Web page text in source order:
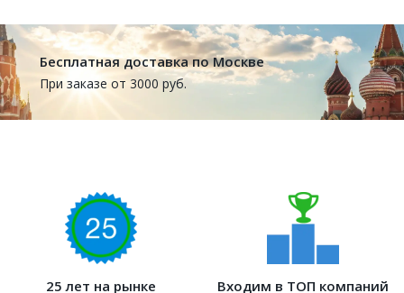
Бесплатная доставка по Москве
При заказе от 3000 руб.
25 лет на рынке Входим в ТОП компаний